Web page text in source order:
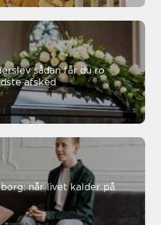
får du ro
afsked
når livet kalder på